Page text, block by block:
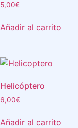
5,00€
Añadir al carrito
Helicóptero
6,00€
Añadir al carrito